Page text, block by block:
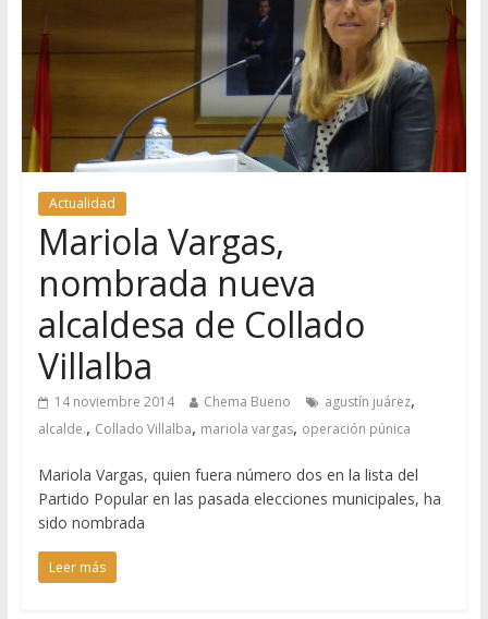
Actualidad
Mariola Vargas,
nombrada nueva
alcaldesa de Collado
Villalba
14 noviembre 2014 Chema Bueno agustín juárez,
alcalde., Collado Villalba, mariola vargas, operación púnica
Mariola Vargas, quien fuera número dos en la lista del
Partido Popular en las pasada elecciones municipales, ha
sido nombrada
Leer más